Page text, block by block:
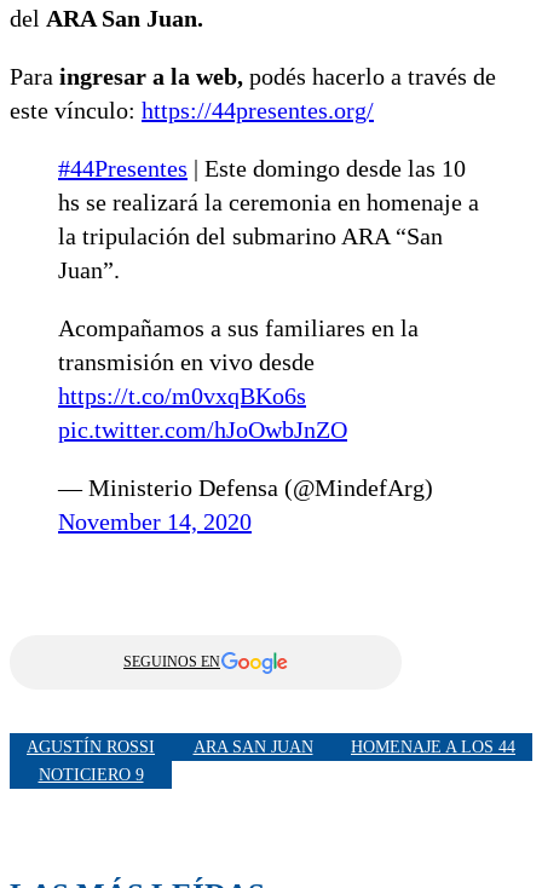
del ARA San Juan.
Para ingresar a la web, podés hacerlo a través de
este vínculo: https://44presentes.org/
#44Presentes | Este domingo desde las 10
hs se realizará la ceremonia en homenaje a
la tripulación del submarino ARA “San
Juan”.
Acompañamos a sus familiares en la
transmisión en vivo desde
https://t.co/m0vxqBKo6s
pic.twitter.com/hJoOwbJnZO
— Ministerio Defensa (@MindefArg)
November 14, 2020
SEGUINOS EN
AGUSTÍN ROSSI ARA SAN JUAN
HOMENAJE A LOS 44
NOTICIERO 9